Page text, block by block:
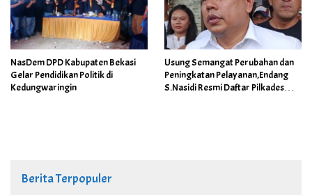
NasDem DPD Kabupaten Bekasi
Gelar Pendidikan Politik di
Kedungwaringin
Usung Semangat Perubahan dan
Peningkatan Pelayanan,Endang
S.Nasidi Resmi Daftar Pilkades
Berita Terpopuler